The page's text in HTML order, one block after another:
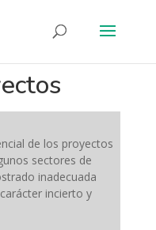
de los proyectos
sectores de
inadecuada
incierto y